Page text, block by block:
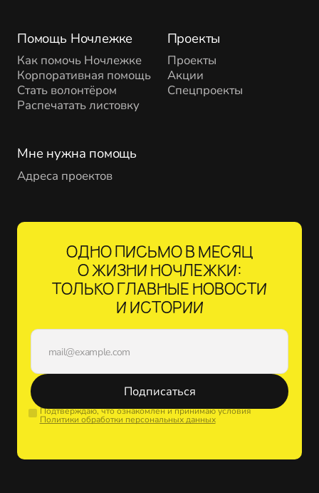
Помощь Ночлежке
Как помочь Ночлежке
Корпоративная помощь
Стать волонтёром
Распечатать листовку
Проекты
Проекты
Акции
Спецпроекты
Мне нужна помощь
Адреса проектов
ОДНО ПИСЬМО В МЕСЯЦ
О ЖИЗНИ НОЧЛЕЖКИ:
ТОЛЬКО ГЛАВНЫЕ НОВОСТИ
И ИСТОРИИ
Подписаться
Подтверждаю, что ознакомлен и принимаю условия
Политики обработки персональных данных